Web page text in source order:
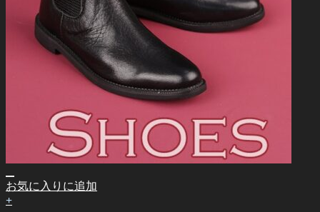
お気に入りに追加
+